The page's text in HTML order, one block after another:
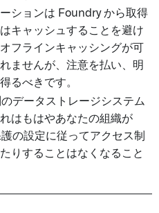
ションは Foundry から取得
キャッシュすることを避け
フラインキャッシングが可
ませんが、注意を払い、明
るべきです。
データストレージシステム
はもはやあなたの組織が
の設定に従ってアクセス制
りすることはなくなること